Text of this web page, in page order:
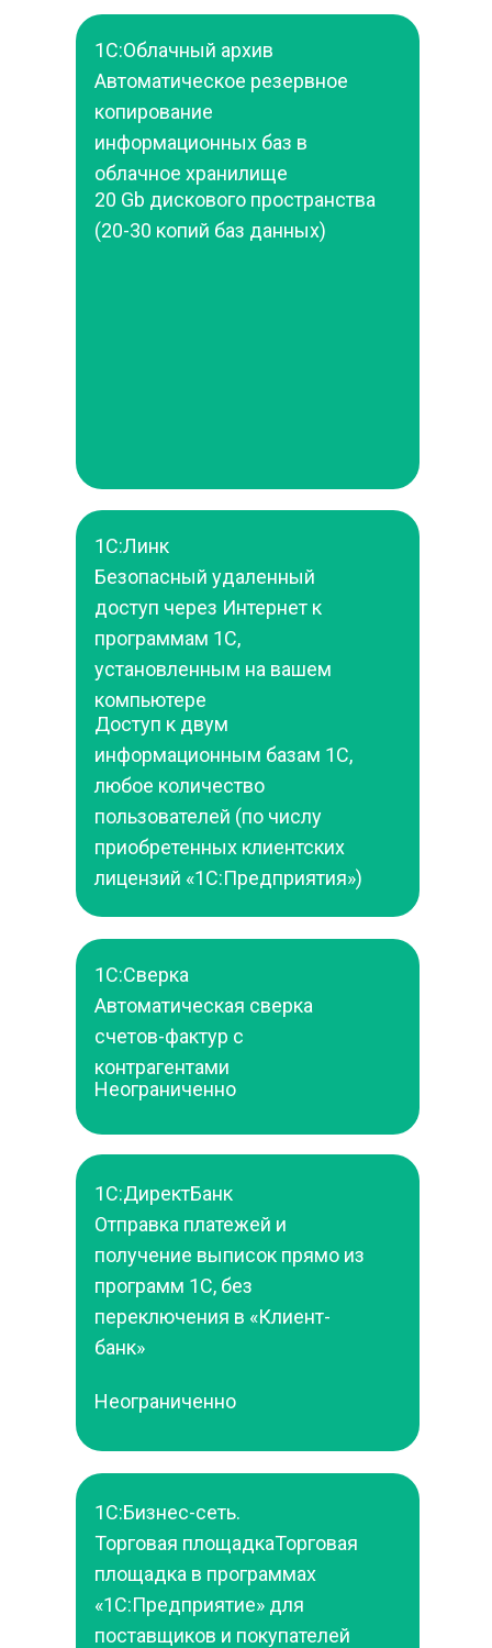
1С:Облачный архив
Автоматическое резервное
копирование
информационных баз в
облачное хранилище
20 Gb дискового пространства
(20-30 копий баз данных)
1С:Линк
Безопасный удаленный
доступ через Интернет к
программам 1С,
установленным на вашем
компьютере
Доступ к двум
информационным базам 1С,
любое количество
пользователей (по числу
приобретенных клиентских
лицензий «1С:Предприятия»)
1С:Сверка
Автоматическая сверка
счетов-фактур с
контрагентами
Неограниченно
1С:ДиректБанк
Отправка платежей и
получение выписок прямо из
программ 1С, без
переключения в «Клиент-
банк»
Неограниченно
1С:Бизнес-сеть.
Торговая площадкаТорговая
площадка в программах
«1С:Предприятие» для
поставщиков и покупателей